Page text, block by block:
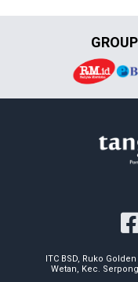
ITC BSD, Ruko
Wetan, Kec.